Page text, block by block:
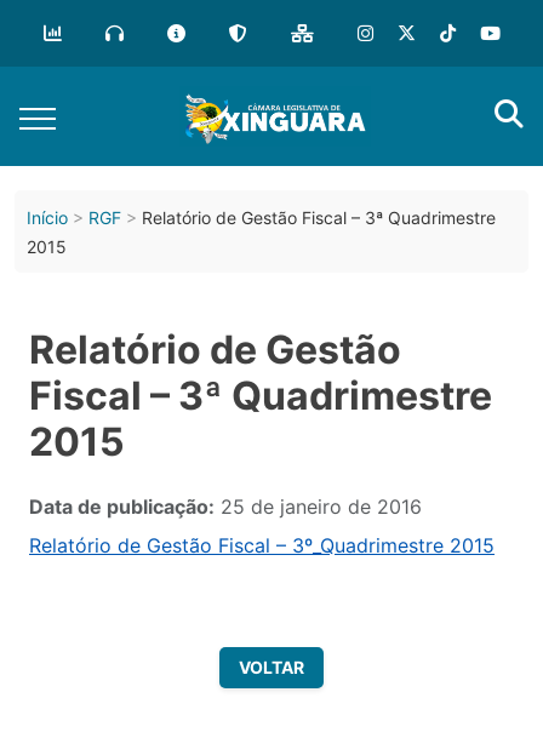
Início RGF
Relatório de Gestão Fiscal – 3ª Quadrimestre
2015
Relatório de Gestão
Fiscal – 3ª Quadrimestre
2015
Data de publicação: 25 de janeiro de 2016
Relatório de Gestão Fiscal – 3º_Quadrimestre 2015
VOLTAR